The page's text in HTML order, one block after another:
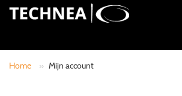
Home » Mijn account